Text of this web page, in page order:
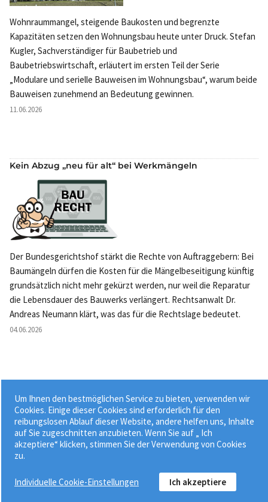
Wohnraummangel, steigende Baukosten und begrenzte
Kapazitäten setzen den Wohnungsbau heute unter Druck. Stefan
Kugler, Sachverständiger für Baubetrieb und
Baubetriebswirtschaft, erläutert im ersten Teil der Serie
„Modulare und serielle Bauweisen im Wohnungsbau“, warum beide
Bauweisen zunehmend an Bedeutung gewinnen.
11.06.2026
Kein Abzug „neu für alt“ bei Werkmängeln
Der Bundesgerichtshof stärkt die Rechte von Auftraggebern: Bei
Baumängeln dürfen die Kosten für die Mängelbeseitigung künftig
grundsätzlich nicht mehr gekürzt werden, nur weil die Reparatur
die Lebensdauer des Bauwerks verlängert. Rechtsanwalt Dr.
Andreas Neumann klärt, was das für die Rechtslage bedeutet.
04.06.2026
Weitere News »
Um Ihnen den bestmöglichen Service zu bieten, verwenden wir
Cookies. Einige dieser Cookies sind erforderlich für den
reibungslosen Ablauf dieser Website, andere helfen uns, Inhalte
auf Sie zugeschnitten anzubieten. Wenn Sie auf „ Ich
akzeptiere“ klicken, stimmen Sie der Verwendung von Cookies
zu.
Individuelle Cookie-Einstellungen Ich akzeptiere